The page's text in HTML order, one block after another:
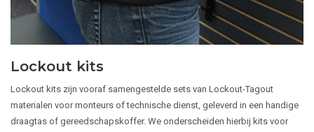
Lockout kits
Lockout kits zijn vooraf samengestelde sets van Lockout-Tagout
materialen voor monteurs of technische dienst, geleverd in een handige
draagtas of gereedschapskoffer. We onderscheiden hierbij kits voor